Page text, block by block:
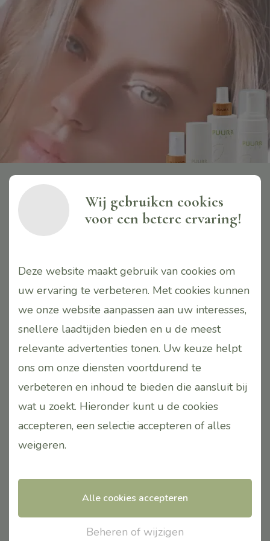
Bedankt voor je
aanmelding!
Je bent succesvol ingeschreven voor onze
nieuwsbrief. Als dank voor je interesse, willen we
je graag een speciale welkomstkorting aanbieden.
Gebruik de kortingscodeWELKOM10bij je
eerste bestelling in onze shop en ontvang 10%
korting. Deze code is eenmalig te gebruiken, dus
zorg ervoor dat je deze goed benut.
Let op:de kortingscode is alleen geldig voor
klanten met een account. Maak een account aan
exclusieve voordelen!
We kijken ernaar uit om je op de hoogte te
Wij gebruiken cookies
voor een betere ervaring!
Deze website maakt gebruik van cookies om
uw ervaring te verbeteren. Met cookies kunnen
we onze website aanpassen aan uw interesses,
snellere laadtijden bieden en u de meest
relevante advertenties tonen. Uw keuze helpt
ons om onze diensten voortdurend te
verbeteren en inhoud te bieden die aansluit bij
wat u zoekt. Hieronder kunt u de cookies
accepteren, een selectie accepteren of alles
weigeren.
Alle cookies accepteren
Beheren of wijzigen